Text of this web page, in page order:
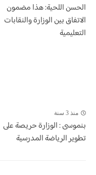
الحسن اللحية: هذا مضمون
الاتفاق بين الوزارة والنقابات
التعليمية
منذ 3 سنة
بنموسى : الوزارة حريصة على
تطوير الرياضة المدرسية